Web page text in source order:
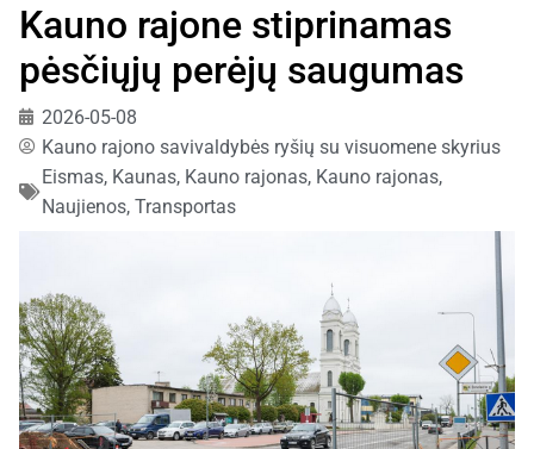
Kauno rajone stiprinamas
pėsčiųjų perėjų saugumas
2026-05-08
Kauno rajono savivaldybės ryšių su visuomene skyrius
Eismas, Kaunas, Kauno rajonas, Kauno rajonas,
Naujienos, Transportas